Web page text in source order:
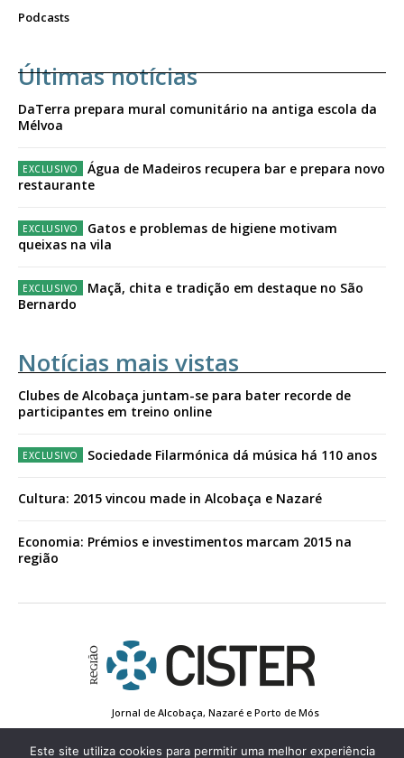
Podcasts
Últimas notícias
DaTerra prepara mural comunitário na antiga escola da
Mélvoa
Água de Madeiros recupera bar e prepara novo
restaurante
Gatos e problemas de higiene motivam
queixas na vila
Maçã, chita e tradição em destaque no São
Bernardo
Notícias mais vistas
Clubes de Alcobaça juntam-se para bater recorde de
participantes em treino online
Sociedade Filarmónica dá música há 110 anos
Cultura: 2015 vincou made in Alcobaça e Nazaré
Economia: Prémios e investimentos marcam 2015 na
região
Jornal de Alcobaça, Nazaré e Porto de Mós
Conta de Registo
Edição Impressa
Este site utiliza cookies para permitir uma melhor experiência